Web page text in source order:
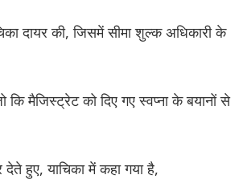
दायर की, जिसमें सीमा शुल्क अधिकारी के
मैजिस्ट्रेट को दिए गए स्वप्ना के बयानों से
हुए, याचिका में कहा गया है,